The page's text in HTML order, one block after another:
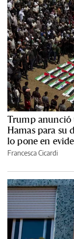
Trump anunció
Hamas para su
lo pone en
Francesca Cicardi